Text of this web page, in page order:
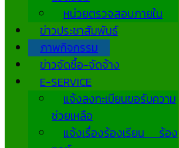
หน่วยตรวจสอบภายใน
ข่าวประชาสัมพันธ์
ภาพกิจกรรม
ข่าวจัดซื้อ-จัดจ้าง
E-SERVICE
แจ้งลงทะเบียนขอรับความ
ช่วยเหลือ
แจ้งเรื่องร้องเรียน ร้อง